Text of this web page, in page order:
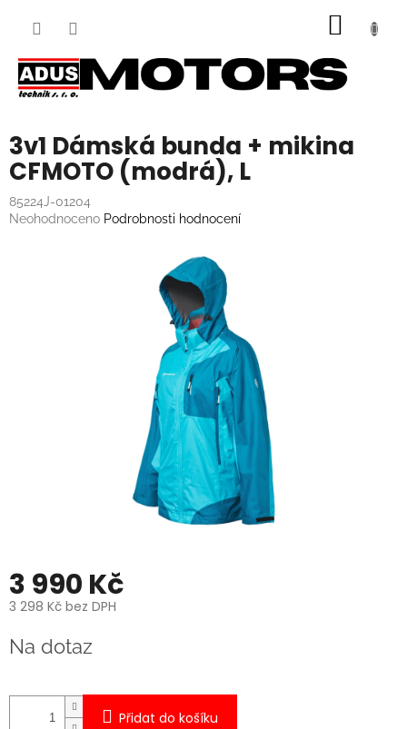
3v1 Dámská bunda + mikina
CFMOTO (modrá), L
85224J-01204
Průměrné
Neohodnoceno Podrobnosti hodnocení
3 990 Kč
3 298 Kč bez DPH
cena:
Na dotaz
Přidat do košíku